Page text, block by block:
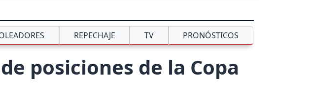
REPECHAJE TV PRONÓSTICOS
posiciones de la Copa